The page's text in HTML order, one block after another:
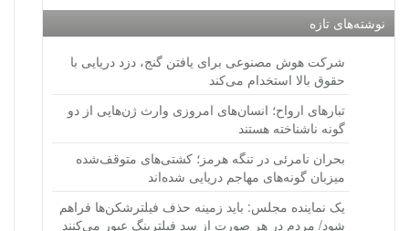
نوشته‌های تازه
شرکت هوش مصنوعی برای یافتن گنج، دزد دریایی با
حقوق بالا استخدام می‌کند
تبارهای ارواح؛ انسان‌های امروزی وارث ژن‌هایی از دو
گونه ناشناخته هستند
بحران نامرئی در تنگه هرمز؛ کشتی‌های متوقف‌شده
میزبان گونه‌های مهاجم دریایی شده‌اند
یک نماینده مجلس: باید زمینه حذف فیلترشکن‌ها فراهم
شود/ مردم در هر صورت از سد فیلترینگ عبور می‌کنند